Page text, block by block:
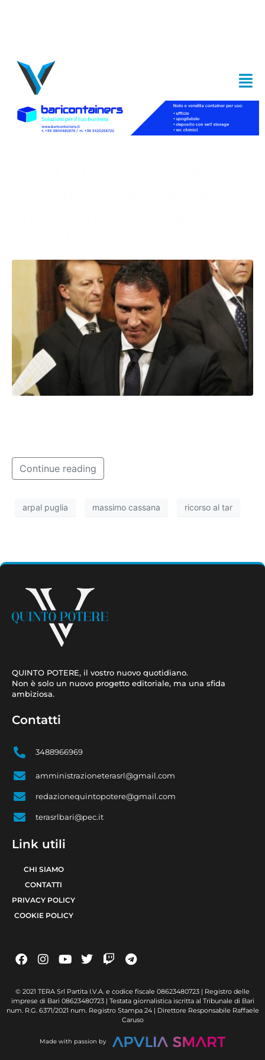
Continue reading
arpal puglia massimo cassana ricorso al tar
QUINTO POTERE, il vostro nuovo quotidiano.
Non è solo un nuovo progetto editoriale, ma una sfida
ambiziosa.
Contatti
3488966969
amministrazioneterasrl@gmail.com
redazionequintopotere@gmail.com
terasrlbari@pec.it
Link utili
CHI SIAMO
CONTATTI
PRIVACY POLICY
COOKIE POLICY
© 2021 TERA Srl Partita I.V.A. e codice fiscale 08623480723 | Registro delle
imprese di Bari 08623480723 | Testata giornalistica iscritta al Tribunale di Bari
num. R.G. 6371/2021 num. Registro Stampa 24 | Direttore Responsabile Raffaele
Caruso
Made with passion by